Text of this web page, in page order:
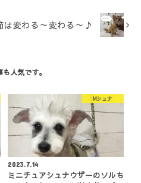
は変わる～変わる～♪
人気です。
Mシュナ
2023.7.14
ミニチュアシュナウザーのソルち